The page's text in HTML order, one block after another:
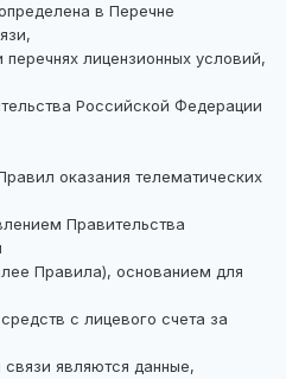
в Перечне
лицензионных условий,
Российской Федерации
оказания телематических
Правительства
Правила), основанием для
с лицевого счета за
являются данные,